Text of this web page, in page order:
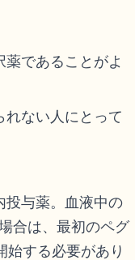
であることがよ
れない人にとって
投与薬。血液中の
合は、最初のペグ
始する必要があり